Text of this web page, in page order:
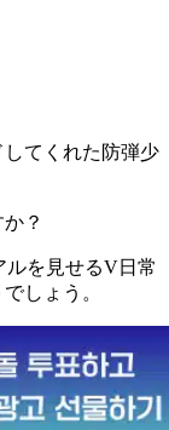
てくれた防弾少
？
ルを見せるV日常
しょう。